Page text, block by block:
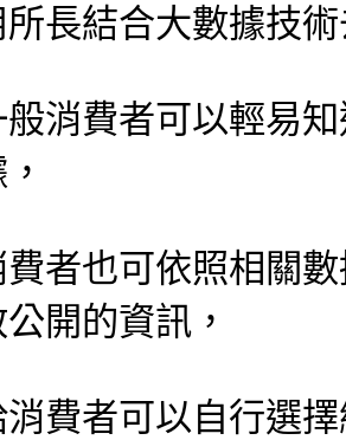
所長結合大數據技
般消費者可以輕易
費者也可依照相關
開的資訊，
消費者可以自行選